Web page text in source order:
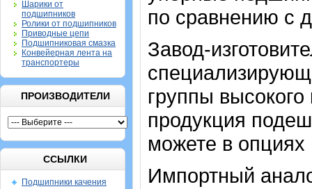
Шарики от
подшипников
Ролики от подшипников
Приводные цепи
Подшипниковая смазка
Конвейерная лента на
транспортеры
ПРОИЗВОДИТЕЛИ
ССЫЛКИ
Подшипники качения
по сравнению с
Завод-
группы
продукция
можете в
Импортный